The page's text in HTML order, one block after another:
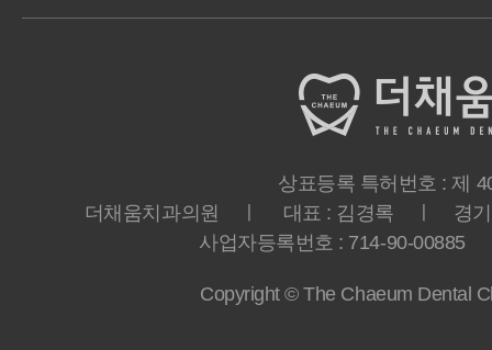
상표등록 특허번호 : 제
더채움치과의원 ㅣ 대표 : 김경록 ㅣ 경기
사업자등록번호 : 714-90-00885
Copyright © The Chaeum Dental